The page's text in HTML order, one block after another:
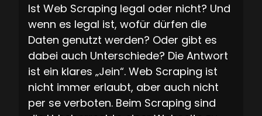
Ist Web Scraping legal oder nicht? Und
wenn es legal ist, wofür dürfen die
Daten genutzt werden? Oder gibt es
dabei auch Unterschiede? Die Antwort
ist ein klares „Jein“. Web Scraping ist
nicht immer erlaubt, aber auch nicht
per se verboten. Beim Scraping sind